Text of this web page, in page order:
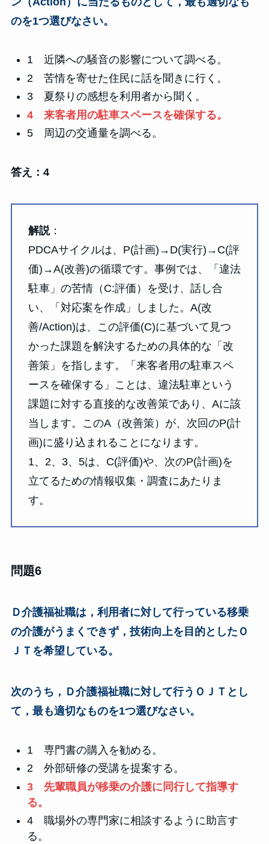
のを1つ選びなさい。
1 近隣への騒音の影響について調べる。
2 苦情を寄せた住民に話を聞きに行く。
3 夏祭りの感想を利用者から聞く。
4 来客者用の駐車スペースを確保する。
5 周辺の交通量を調べる。
答え：4
解説：
PDCAサイクルは、P(計画)→D(実行)→C(評
価)→A(改善)の循環です。事例では、「違法
駐車」の苦情（C:評価）を受け、話し合
い、「対応案を作成」しました。A(改
善/Action)は、この評価(C)に基づいて見つ
かった課題を解決するための具体的な「改
善策」を指します。「来客者用の駐車スペ
ースを確保する」ことは、違法駐車という
課題に対する直接的な改善策であり、Aに該
当します。このA（改善策）が、次回のP(計
画)に盛り込まれることになります。
1、2、3、5は、C(評価)や、次のP(計画)を
立てるための情報収集・調査にあたりま
す。
問題6
Ｄ介護福祉職は，利用者に対して行っている移乗
の介護がうまくできず，技術向上を目的としたＯ
ＪＴを希望している。
次のうち，Ｄ介護福祉職に対して行うＯＪＴとし
て，最も適切なものを1つ選びなさい。
1 専門書の購入を勧める。
2 外部研修の受講を提案する。
3 先輩職員が移乗の介護に同行して指導す
る。
4 職場外の専門家に相談するように助言す
る。